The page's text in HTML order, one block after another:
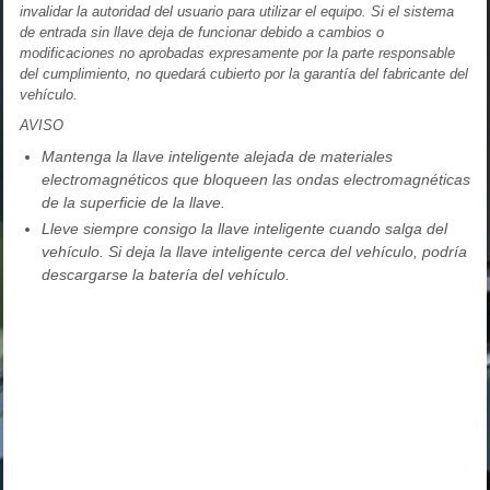
invalidar la autoridad del usuario para utilizar el equipo. Si el sistema
de entrada sin llave deja de funcionar debido a cambios o
modificaciones no aprobadas expresamente por la parte responsable
del cumplimiento, no quedará cubierto por la garantía del fabricante del
vehículo.
AVISO
Mantenga la llave inteligente alejada de materiales
electromagnéticos que bloqueen las ondas electromagnéticas
de la superficie de la llave.
Lleve siempre consigo la llave inteligente cuando salga del
vehículo. Si deja la llave inteligente cerca del vehículo, podría
descargarse la batería del vehículo.